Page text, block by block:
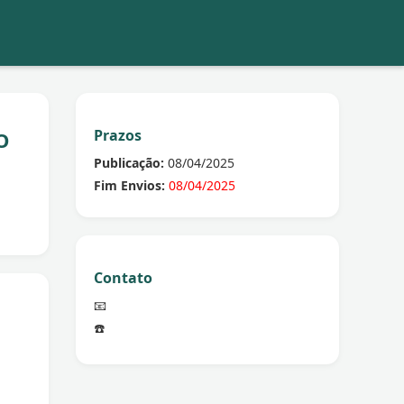
Prazos
Publicação: 08/04/2025
Fim Envios: 08/04/2025
Contato
📧
☎️